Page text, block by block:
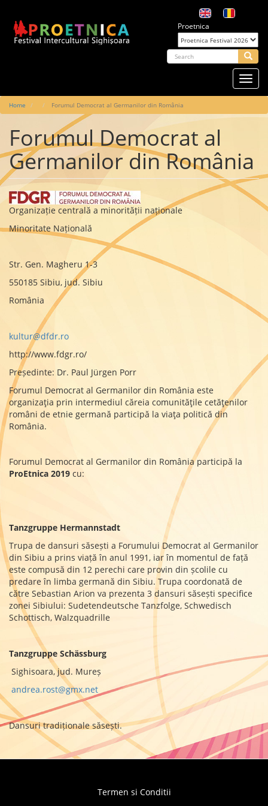
main
content
Proetnica
Main
navigation
Home Forumul Democrat al Germanilor din România
Forumul Democrat al
Germanilor din România
Organizație centrală a minorității naționale
Minoritate Națională
Str. Gen. Magheru 1-3
550185 Sibiu, jud. Sibiu
România
kultur@dfdr.ro
http://www.fdgr.ro/
Președinte: Dr. Paul Jürgen Porr
Forumul Democrat al Germanilor din România este
organizaţia prin intermediul căreia comunităţile cetăţenilor
români de etnie germană participă la viaţa politică din
România.
Forumul Democrat al Germanilor din România participă la
ProEtnica 2019 cu:
Tanzgruppe Hermannstadt
Trupa de dansuri săsești a Forumului Democrat al Germanilor
din Sibiu a prins viață în anul 1991, iar în momentul de față
este compusă din 12 perechi care provin din școlile cu
predare în limba germană din Sibiu. Trupa coordonată de
către Sebastian Arion va prezenta 3 dansuri săsești specifice
zonei Sibiului: Sudetendeutsche Tanzfolge, Schwedisch
Schottisch, Walzquadrille
Tanzgruppe Schässburg
Sighisoara, jud. Mureș
andrea.rost@gmx.net
Dansuri tradiționale săsești.
Termen si Conditii